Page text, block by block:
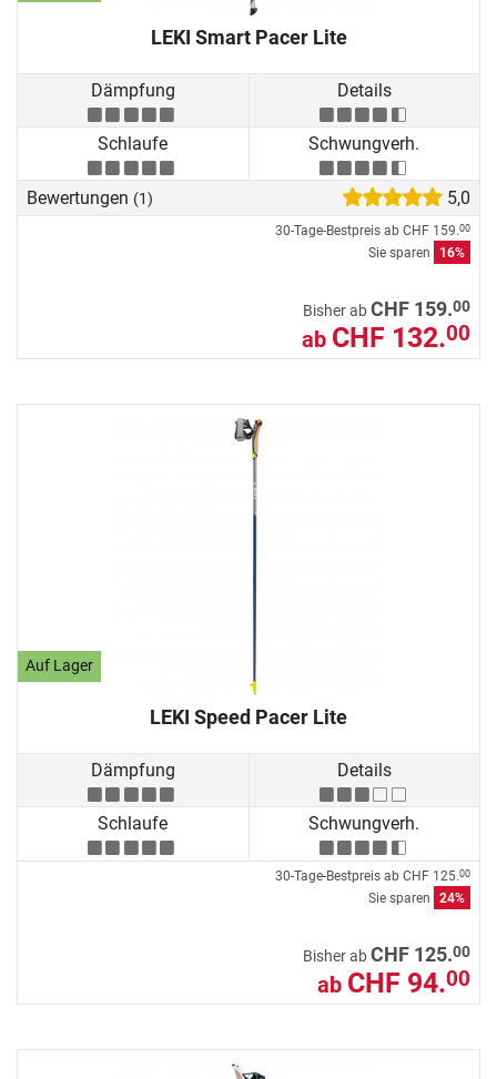
LEKI Smart Pacer Lite
Dämpfung Details
Schlaufe Schwungverh.
Bewertungen (1) 5,0
30-Tage-Bestpreis ab CHF 159.00
Sie sparen 16%
Bisher abCHF 159.00
ab CHF 132.00
Auf Lager
LEKI Speed Pacer Lite
Dämpfung Details
Schlaufe Schwungverh.
30-Tage-Bestpreis ab CHF 125.00
Sie sparen 24%
Bisher abCHF 125.00
ab CHF 94.00